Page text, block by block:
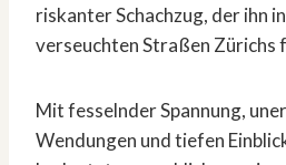
riskanter Schachzug, der ihn
verseuchten Straßen Zürichs
Mit fesselnder Spannung,
Wendungen und tiefen